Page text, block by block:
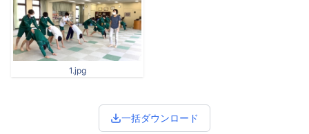
1.jpg
一括ダウンロード